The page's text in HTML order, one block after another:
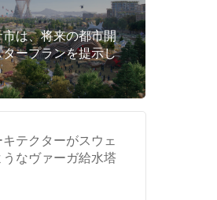
は、将来の都市開
ープランを提示し
テクターがスウェ
なヴァーガ給水塔